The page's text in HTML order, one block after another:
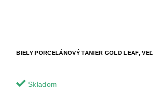
BIELY PORCELÁNOVÝ TANIER GOLD LEAF,
Skladom